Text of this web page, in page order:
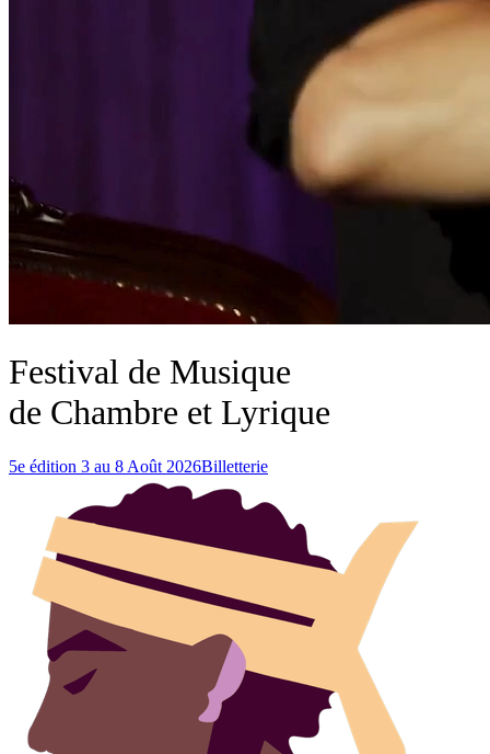
Festival de Musique
de Chambre et Lyrique
5e édition 3 au 8 Août 2026Billetterie